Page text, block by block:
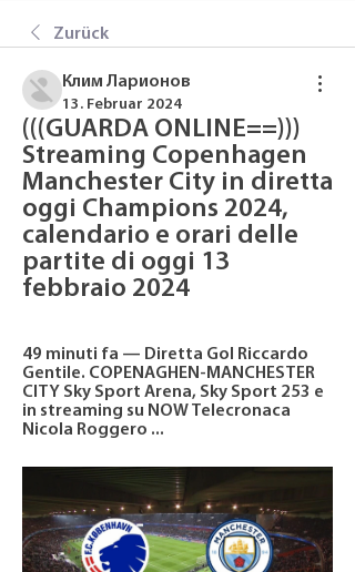
Zurück
Клим Ларионов
13. Februar 2024
(((GUARDA ONLINE==)))
Streaming Copenhagen
Manchester City in diretta
oggi Champions 2024,
calendario e orari delle
partite di oggi 13
febbraio 2024
49 minuti fa — Diretta Gol Riccardo
Gentile. COPENAGHEN-MANCHESTER
CITY Sky Sport Arena, Sky Sport 253 e
in streaming su NOW Telecronaca
Nicola Roggero ...